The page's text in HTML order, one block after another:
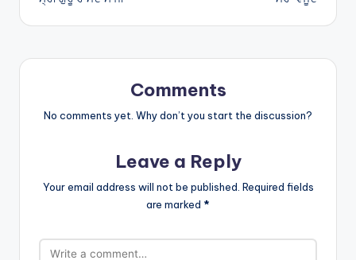
navigation
Comments
No comments yet. Why don’t you start the discussion?
Leave a Reply
Your email address will not be published. Required fields
are marked *